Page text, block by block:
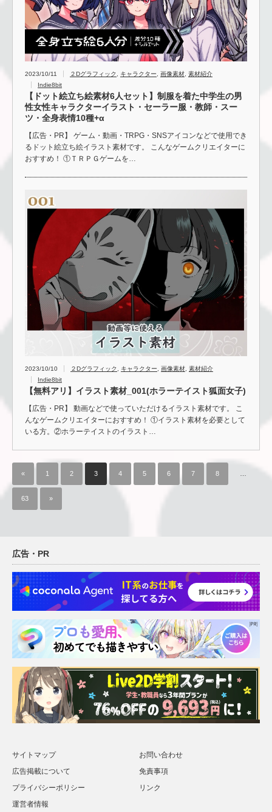
2023/10/11 ２Dグラフィック キャラクター 画像素材 素材紹介
Indie8bit
【ドット絵立ち絵素材6人セット】制服を着た中学生の男
性女性キャラクターイラスト・セーラー服・教師・スー
ツ・全身表情10種+α
【広告・PR】 ゲーム・動画・TRPG・SNSアイコンなどで使用でき
るドット絵立ち絵イラスト素材です。 こんなゲームクリエイターに
おすすめ！ ①ＴＲＰＧゲームを…
2023/10/10 ２Dグラフィック キャラクター 画像素材 素材紹介
Indie8bit
【無料アリ】イラスト素材_001(ホラーテイスト狐面女子)
【広告・PR】 動画などで使っていただけるイラスト素材です。 こ
んなゲームクリエイターにおすすめ！ ①イラスト素材を必要として
いる方。②ホラーテイストのイラスト…
« 1 2 3 4 5 6 7 8
63 »
広告・PR
サイトマップ
お問い合わせ
広告掲載について
免責事項
プライバシーポリシー
リンク
運営者情報